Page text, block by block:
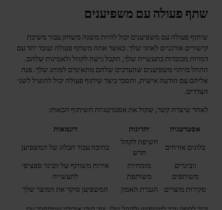
שתף פעולה עם משפיענים
שיתוף פעולה עם משפיענים יכול להיות משנה משחק עבור משיכת
קישורים אורגניים לאתר שלך. כאשר אתה משתף פעולה ועובד יחד עם
דמויות מכובדות בתעשייה שלך, תקבל גישה לקהל ולאמינות שלהם.
התחל בזיהוי משפיענים שהערכים שלהם מתאימים למותג שלך. פנה
אליהם עם הודעה אישית, והסבר כיצד שיתוף פעולה יכול להועיל לשני
הצדדים.
לאחר שיצרת קשר, שקול את אסטרטגיות השיתוף הבאות:
אסטרטגיה
יתרונות
דוגמאות
בלוגים אורחים
חשיפה לקהל
חדש
כתיבה עבור הבלוג של המשפיען
וובינרים
משותפים
מומחיות
משותפת
אירוח משותף של וובינר ספציפי
לתעשייה
סקירות מוצרים
הגברת האמון
המשפיען סוקר את המוצר שלך